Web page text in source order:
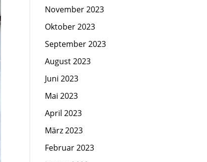
November 2023
Oktober 2023
September 2023
August 2023
Juni 2023
Mai 2023
April 2023
März 2023
Februar 2023